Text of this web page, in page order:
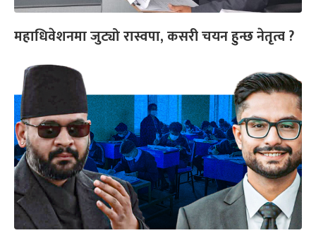
महाधिवेशनमा जुट्यो रास्वपा, कसरी चयन हुन्छ नेतृत्व ?